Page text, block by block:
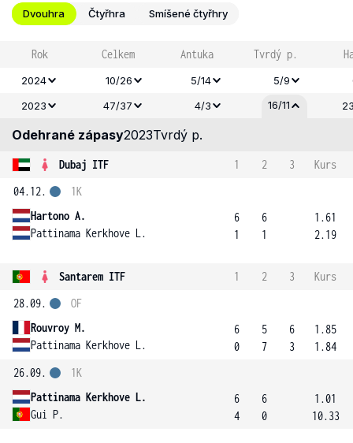
Dvouhra Čtyřhra Smíšené čtyřhry
Rok Celkem Antuka Tvrdý p.
2024 10/26 5/14 5/9
2023
47/37 4/3 16/11
Odehrané zápasy2023Tvrdý p.
Dubaj ITF 1 2 3
Kurs
04.12.
Hartono A.
Pattinama Kerkhove L.
1K
6
1
6
1
1.61
2.19
Santarem ITF 1 2 3
Kurs
28.09.
Rouvroy M.
Pattinama Kerkhove L.
OF
6
0
5
7
6
3
1.85
1.84
26.09.
Pattinama Kerkhove L.
Gui P.
1K
6
4
6
0
1.01
10.33